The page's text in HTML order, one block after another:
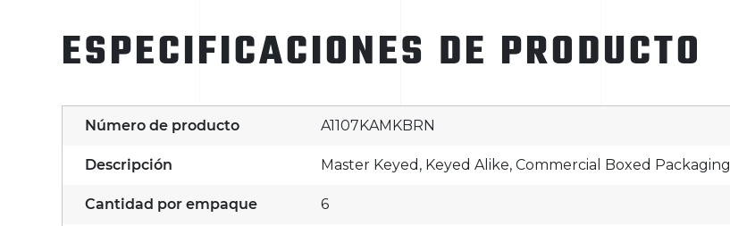
ESPECIFICACIONES DE PRODUCTO
Número de producto A1107KAMKBRN
Descripción Master Keyed, Keyed Alike, Commercial Boxed Packaging
Cantidad por empaque 6